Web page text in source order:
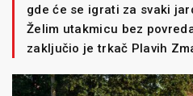
gde će se igrati za svaki
Želim utakmicu bez
zaključio je trkač Plavih